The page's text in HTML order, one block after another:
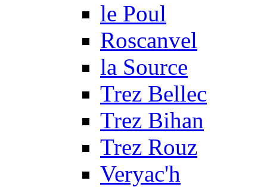
le Poul
Roscanvel
la Source
Trez Bellec
Trez Bihan
Trez Rouz
Veryac'h